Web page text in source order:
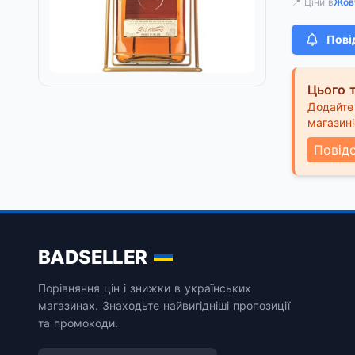
Цього
BADSELLER
Порівняння цін і знижки в українських
магазинах. Знаходьте найвигідніші пропозиції
та промокоди.